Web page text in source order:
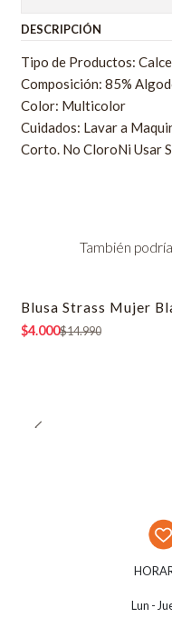
DESCRIPCIÓN
Tipo de Productos:
Composición: 85%
Color: Multicolor
Cuidados: Lavar a
Corto. No CloroNi Usar
También
-73% OFF
Blusa Strass Mujer
$4.000$14.990
Lun -